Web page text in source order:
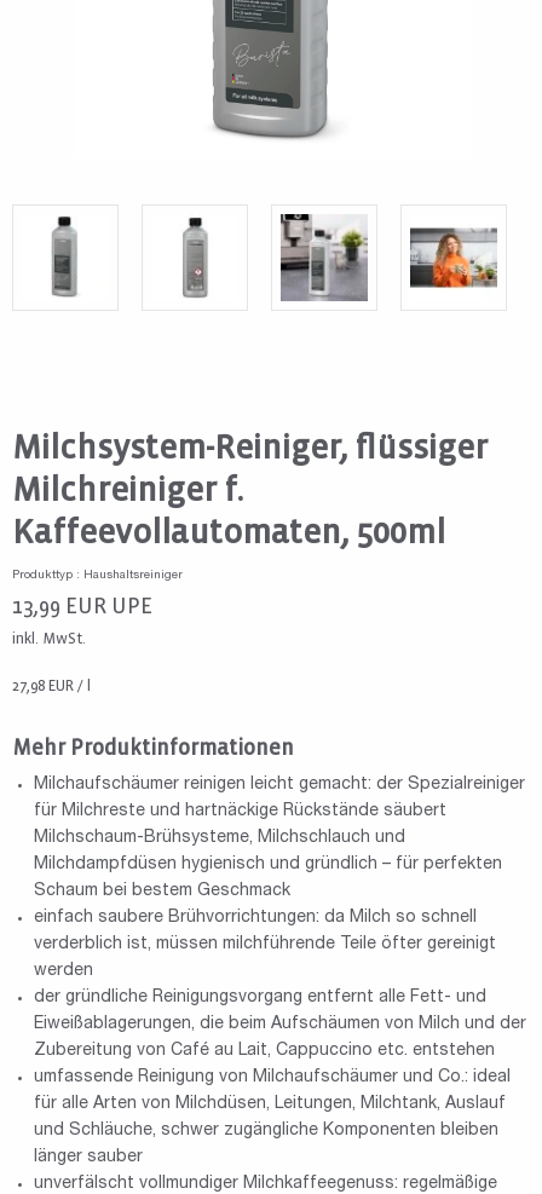
Milchsystem-Reiniger, flüssiger
Milchreiniger f.
Kaffeevollautomaten, 500ml
Produkttyp : Haushaltsreiniger
13,99 EUR UPE
inkl. MwSt.
27,98 EUR / l
Mehr Produktinformationen
Milchaufschäumer reinigen leicht gemacht: der Spezialreiniger
für Milchreste und hartnäckige Rückstände säubert
Milchschaum-Brühsysteme, Milchschlauch und
Milchdampfdüsen hygienisch und gründlich – für perfekten
Schaum bei bestem Geschmack
einfach saubere Brühvorrichtungen: da Milch so schnell
verderblich ist, müssen milchführende Teile öfter gereinigt
werden
der gründliche Reinigungsvorgang entfernt alle Fett- und
Eiweißablagerungen, die beim Aufschäumen von Milch und der
Zubereitung von Café au Lait, Cappuccino etc. entstehen
umfassende Reinigung von Milchaufschäumer und Co.: ideal
für alle Arten von Milchdüsen, Leitungen, Milchtank, Auslauf
und Schläuche, schwer zugängliche Komponenten bleiben
länger sauber
unverfälscht vollmundiger Milchkaffeegenuss: regelmäßige